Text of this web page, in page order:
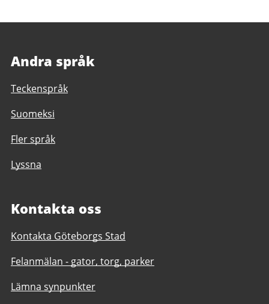
Andra språk
Teckenspråk
Suomeksi
Fler språk
Lyssna
Kontakta oss
Kontakta Göteborgs Stad
Felanmälan - gator, torg, parker
Lämna synpunkter